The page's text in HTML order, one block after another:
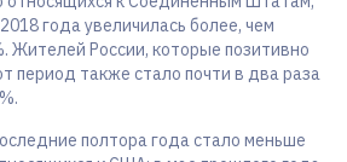
года увеличилась более, чем
Жителей России, которые позитивно
период также стало почти в два раза
полтора года стало меньше